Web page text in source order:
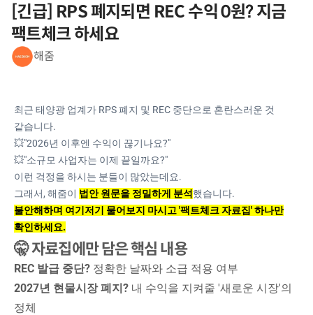
[긴급] RPS 폐지되면 REC 수익 0원? 지금
팩트체크 하세요
해줌
최근 태양광 업계가 RPS 폐지 및 REC 중단으로 혼란스러운 것
같습니다.
💥"2026년 이후엔 수익이 끊기나요?"
💥"소규모 사업자는 이제 끝일까요?"
이런 걱정을 하시는 분들이 많았는데요.
그래서, 해줌이 법안 원문을 정밀하게 분석 했습니다.
불안해하며 여기저기 물어보지 마시고 '팩트체크 자료집' 하나만
확인하세요.
🤫 자료집에만 담은 핵심 내용
REC 발급 중단? 정확한 날짜와 소급 적용 여부
2027년 현물시장 폐지? 내 수익을 지켜줄 '새로운 시장'의
정체